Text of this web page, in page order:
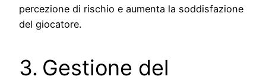
percezione di rischio e aumenta la soddisfazione
del giocatore.
3. Gestione del